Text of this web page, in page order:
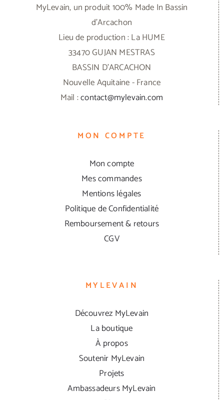
MyLevain, un produit 100% Made In Bassin
d'Arcachon
Lieu de production : La HUME
33470 GUJAN MESTRAS
BASSIN D'ARCACHON
Nouvelle Aquitaine - France
Mail :contact@mylevain.com
MON COMPTE
Mon compte
Mes commandes
Mentions légales
Politique de Confidentialité
Remboursement & retours
CGV
MYLEVAIN
Découvrez MyLevain
La boutique
À propos
Soutenir MyLevain
Projets
Ambassadeurs MyLevain